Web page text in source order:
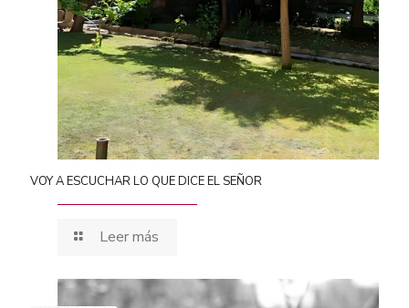
VOY A ESCUCHAR LO QUE DICE EL SEÑOR
Leer más